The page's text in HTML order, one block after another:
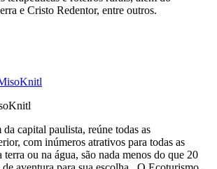
e Cristo Redentor, entre outros.
capital paulista, reúne todas as
com inúmeros atrativos para todas as
terra ou na água, são nada menos do que 20